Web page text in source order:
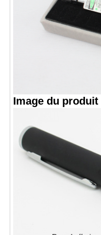
Image du produit